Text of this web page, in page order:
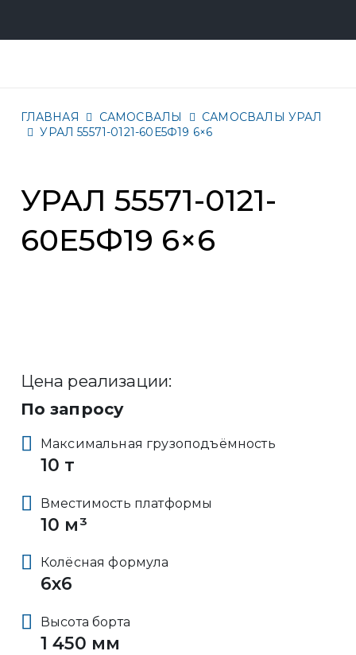
ГЛАВНАЯ САМОСВАЛЫ
САМОСВАЛЫ УРАЛ
УРАЛ 55571-0121-60Е5Ф19 6×6
УРАЛ 55571-0121-
60Е5Ф19 6×6
Цена реализации:
По запросу
Максимальная грузоподъёмность
10 т
Вместимость платформы
10 м³
Колёсная формула
6x6
Высота борта
1 450 мм